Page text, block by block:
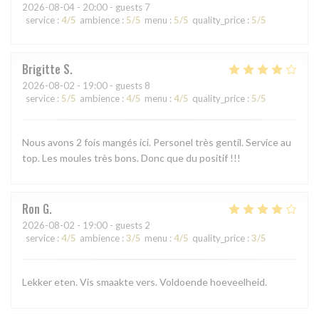
2026-08-04 - 20:00 - guests 7
service : 4/5 ambience : 5/5 menu : 5/5 quality_price : 5/5
Brigitte S
2026-08-02 - 19:00 - guests 8
service : 5/5 ambience : 4/5 menu : 4/5 quality_price : 5/5
Nous avons 2 fois mangés ici. Personel très gentil. Service au
top. Les moules très bons. Donc que du positif !!!
Ron G
2026-08-02 - 19:00 - guests 2
service : 4/5 ambience : 3/5 menu : 4/5 quality_price : 3/5
Lekker eten. Vis smaakte vers. Voldoende hoeveelheid.